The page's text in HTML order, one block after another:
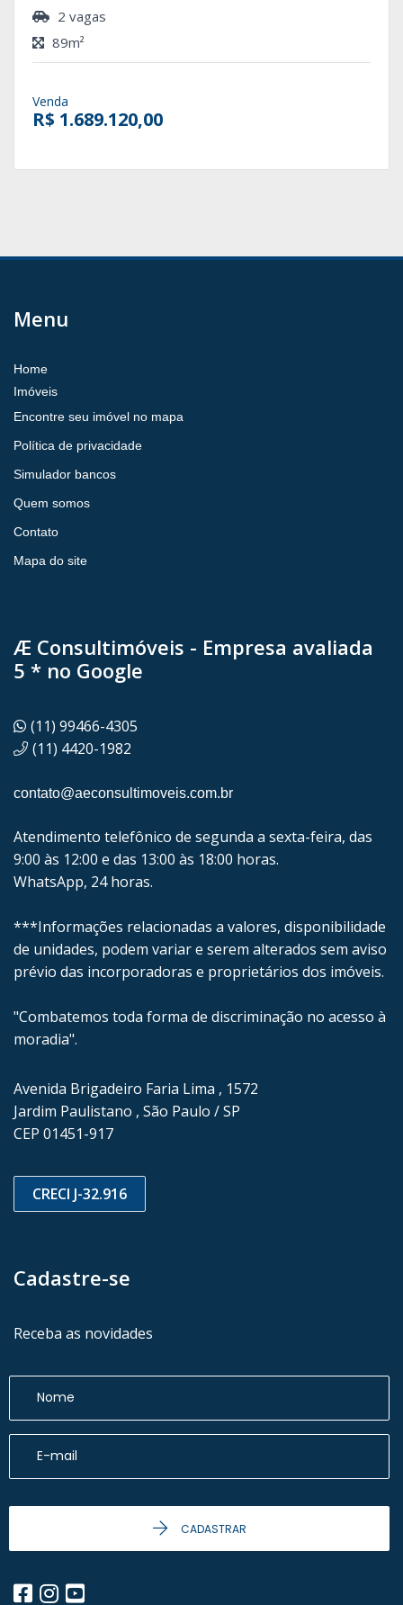
2 vagas
89m²
Venda
R$ 1.689.120,00
Menu
Home
Imóveis
Encontre seu imóvel no mapa
Política de privacidade
Simulador bancos
Quem somos
Contato
Mapa do site
Æ Consultimóveis - Empresa avaliada
5 * no Google
(11) 99466-4305
(11) 4420-1982
contato@aeconsultimoveis.com.br
Atendimento telefônico de segunda a sexta-feira, das
9:00 às 12:00 e das 13:00 às 18:00 horas.
WhatsApp, 24 horas.
***Informações relacionadas a valores, disponibilidade
de unidades, podem variar e serem alterados sem aviso
prévio das incorporadoras e proprietários dos imóveis.
"Combatemos toda forma de discriminação no acesso à
moradia".
Avenida Brigadeiro Faria Lima , 1572
Jardim Paulistano , São Paulo / SP
CEP 01451-917
CRECI J-32.916
Cadastre-se
Receba as novidades
CADASTRAR